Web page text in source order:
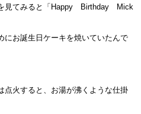
見てみると「Happy Birthday Mick
にお誕生日ケーキを焼いていたんで
点火すると、お湯が沸くような仕掛